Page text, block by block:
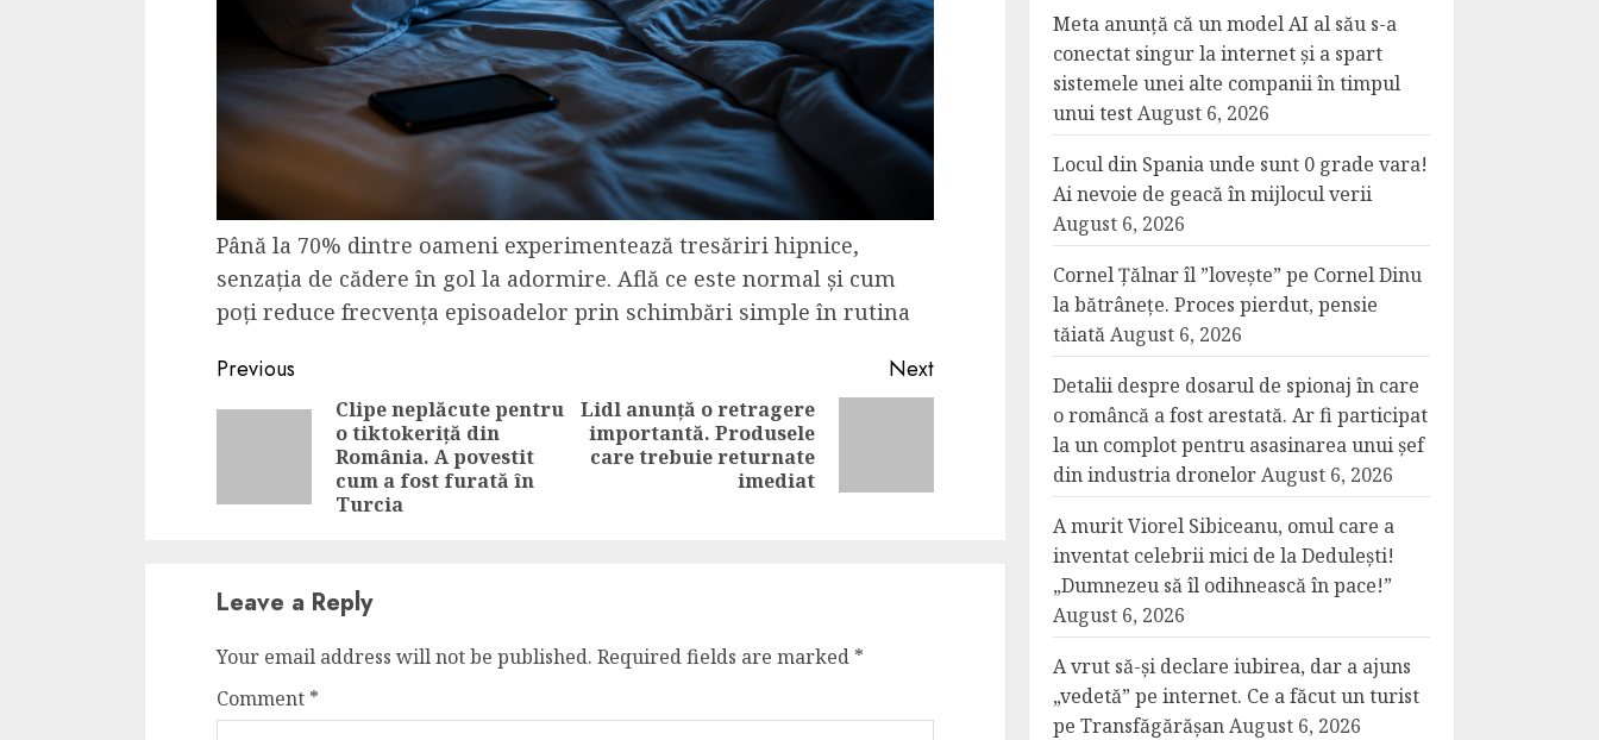
Până la 70% dintre oameni experimentează tresăriri hipnice,
senzația de cădere în gol la adormire. Află ce este normal și cum
poți reduce frecvența episoadelor prin schimbări simple în rutina
Continue
Reading
Previous
Previous
Clipe neplăcute pentru
o tiktokeriță din
România. A povestit
cum a fost furată în
Turcia
Next
Next
post:
Lidl anunță o retragere
importantă. Produsele
care trebuie returnate
imediat
Leave a Reply
Your email address will not be published. Required fields are marked *
Comment *
Meta anunță că un model AI al său s-a
conectat singur la internet și a spart
sistemele unei alte companii în timpul
unui testAugust 6, 2026
Locul din Spania unde sunt 0 grade vara!
Ai nevoie de geacă în mijlocul verii
August 6, 2026
Cornel Țălnar îl ”lovește” pe Cornel Dinu
la bătrânețe. Proces pierdut, pensie
tăiatăAugust 6, 2026
Detalii despre dosarul de spionaj în care
o româncă a fost arestată. Ar fi participat
la un complot pentru asasinarea unui șef
din industria dronelorAugust 6, 2026
A murit Viorel Sibiceanu, omul care a
inventat celebrii mici de la Dedulești!
„Dumnezeu să îl odihnească în pace!”
August 6, 2026
A vrut să-și declare iubirea, dar a ajuns
„vedetă” pe internet. Ce a făcut un turist
pe TransfăgărășanAugust 6, 2026